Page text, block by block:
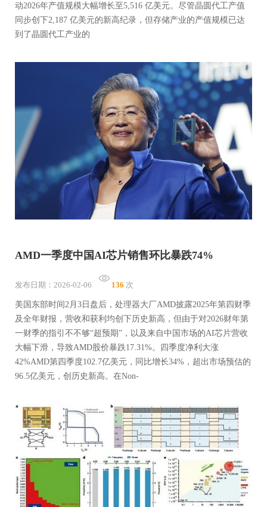
动2026年产值规模大幅增长至5,516 亿美元。尽管晶圆代工产值
同步创下2,187 亿美元的新高纪录，但存储产业的产值规模已达
到了晶圆代工产业的
AMD一季度中国AI芯片销售环比暴跌74%
发布日期：2026-02-06 136 次
美国东部时间2月3日盘后，处理器大厂AMD披露2025年第四财季
及全年财报，营收和获利均创下历史新高，但由于对2026财年第
一财季的指引不不够“超预期”，以及来自中国市场的AI芯片营收
大幅下滑，导致AMD股价暴跌17.31%。四季度净利大涨
42%AMD第四季度102.7亿美元，同比增长34%，超出市场预估的
96.5亿美元，创历史新高。在Non-